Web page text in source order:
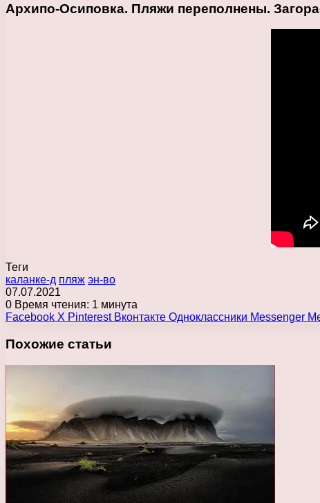
Архипо-Осиповка. Пляжи переполнены.
Теги
каланке-д пляж эн-во
07.07.2021
0 Время чтения: 1 минута
Facebook X Pinterest Вконтакте Одноклассники Messenger
Похожие статьи